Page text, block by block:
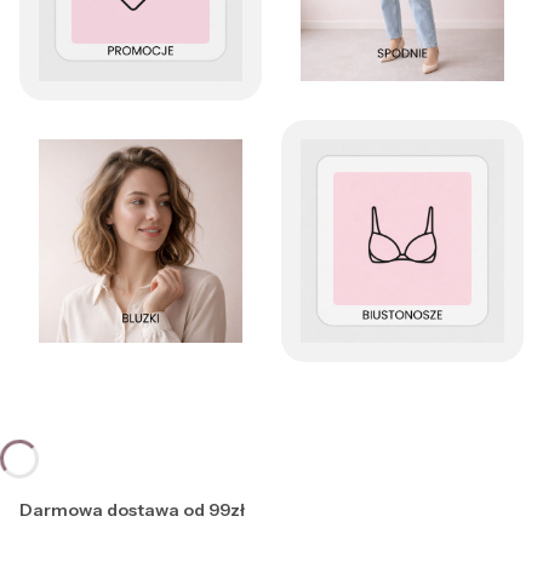
Darmowa dostawa od 99zł